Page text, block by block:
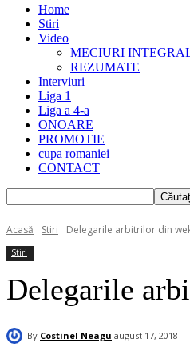
Home
Stiri
Video
MECIURI
REZUMATE
Interviuri
Liga 1
Liga a 4-a
ONOARE
PROMOTIE
cupa romaniei
CONTACT
Acasă Stiri Delegarile arbitrilor din
Stiri
Delegarile
By Costinel Neagu august 17, 2018